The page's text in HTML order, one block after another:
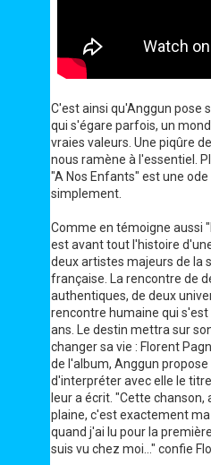
C'est ainsi qu'Anggun pose
qui s'égare parfois, un
vraies valeurs. Une piqûre
nous ramène à l'essentiel.
"A Nos Enfants" est une
simplement.
Comme en témoigne aussi
est avant tout l'histoire
deux artistes majeurs de la
française. La rencontre de
authentiques, de deux
rencontre humaine qui s'est
ans. Le destin mettra sur
changer sa vie : Florent
de l'album, Anggun
d'interpréter avec elle le
leur a écrit. "Cette
plaine, c'est exactement
quand j'ai lu pour la
suis vu chez moi..." confie